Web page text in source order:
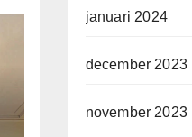
januari 2024
december 2023
november 2023